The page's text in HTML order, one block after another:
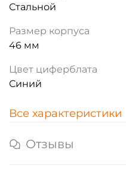
Стальной
Размер корпуса
46 мм
Цвет циферблата
Синий
Все характеристики
Отзывы